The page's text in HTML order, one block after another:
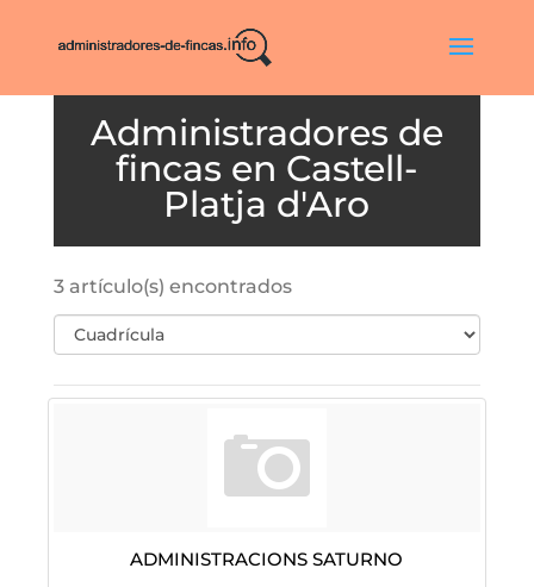
Castell-
Platja d'Aro
3 artículo(s) encontrados
ADMINISTRACIONS SATURNO